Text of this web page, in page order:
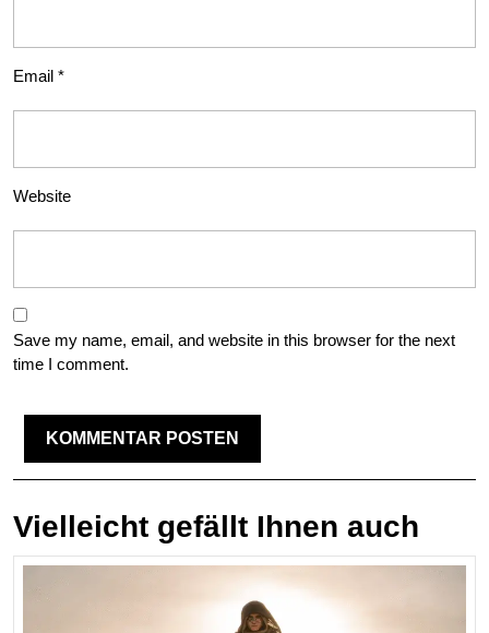
Email *
Website
Save my name, email, and website in this browser for the next
time I comment.
Vielleicht gefällt Ihnen auch